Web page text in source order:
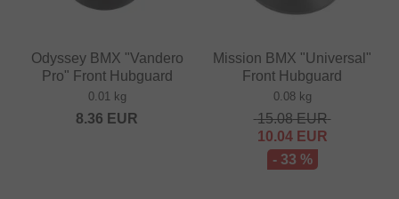
Odyssey BMX "Vandero
Pro" Front Hubguard
0.01 kg
8.36 EUR
Mission BMX "Universal"
Front Hubguard
0.08 kg
15.08EUR
10.04EUR
- 33 %